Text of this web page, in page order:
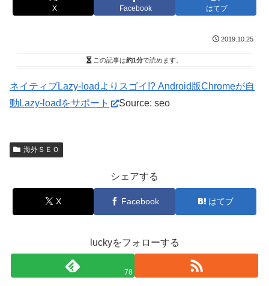
X Facebook はてブ
2019.10.25
この記事は約1分で読めます。
ネイティブLazy-loadよりスゴイ!? Android版Chromeが自
動Lazy-loadをサポート
Source: seo
海外ＳＥＯ
シェアする
X Facebook はてブ
luckyをフォローする
78